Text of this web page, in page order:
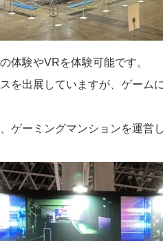
体験やVRを体験可能です。
を出展していますが、ゲーム
ゲーミングマンションを運営